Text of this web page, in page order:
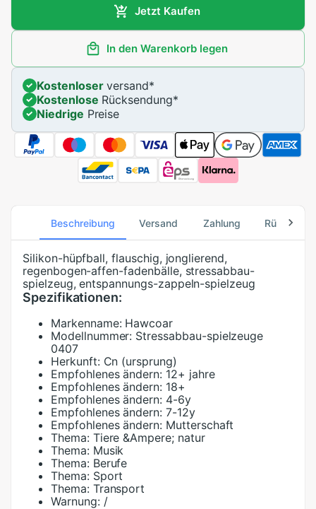
Jetzt Kaufen
In den Warenkorb legen
Kostenloserversand*
Kostenlose Rücksendung*
Niedrige Preise
Beschreibung Versand Zahlung
Silikon-hüpfball, flauschig, jonglierend,
regenbogen-affen-fadenbälle, stressabbau-
spielzeug, entspannungs-zappeln-spielzeug
Spezifikationen:
Markenname: Hawcoar
Modellnummer: Stressabbau-spielzeuge
0407
Herkunft: Cn (ursprung)
Empfohlenes ändern: 12+ jahre
Empfohlenes ändern: 18+
Empfohlenes ändern: 4-6y
Empfohlenes ändern: 7-12y
Empfohlenes ändern: Mutterschaft
Thema: Tiere &Ampere; natur
Thema: Musik
Thema: Berufe
Thema: Sport
Thema: Transport
Warnung: /